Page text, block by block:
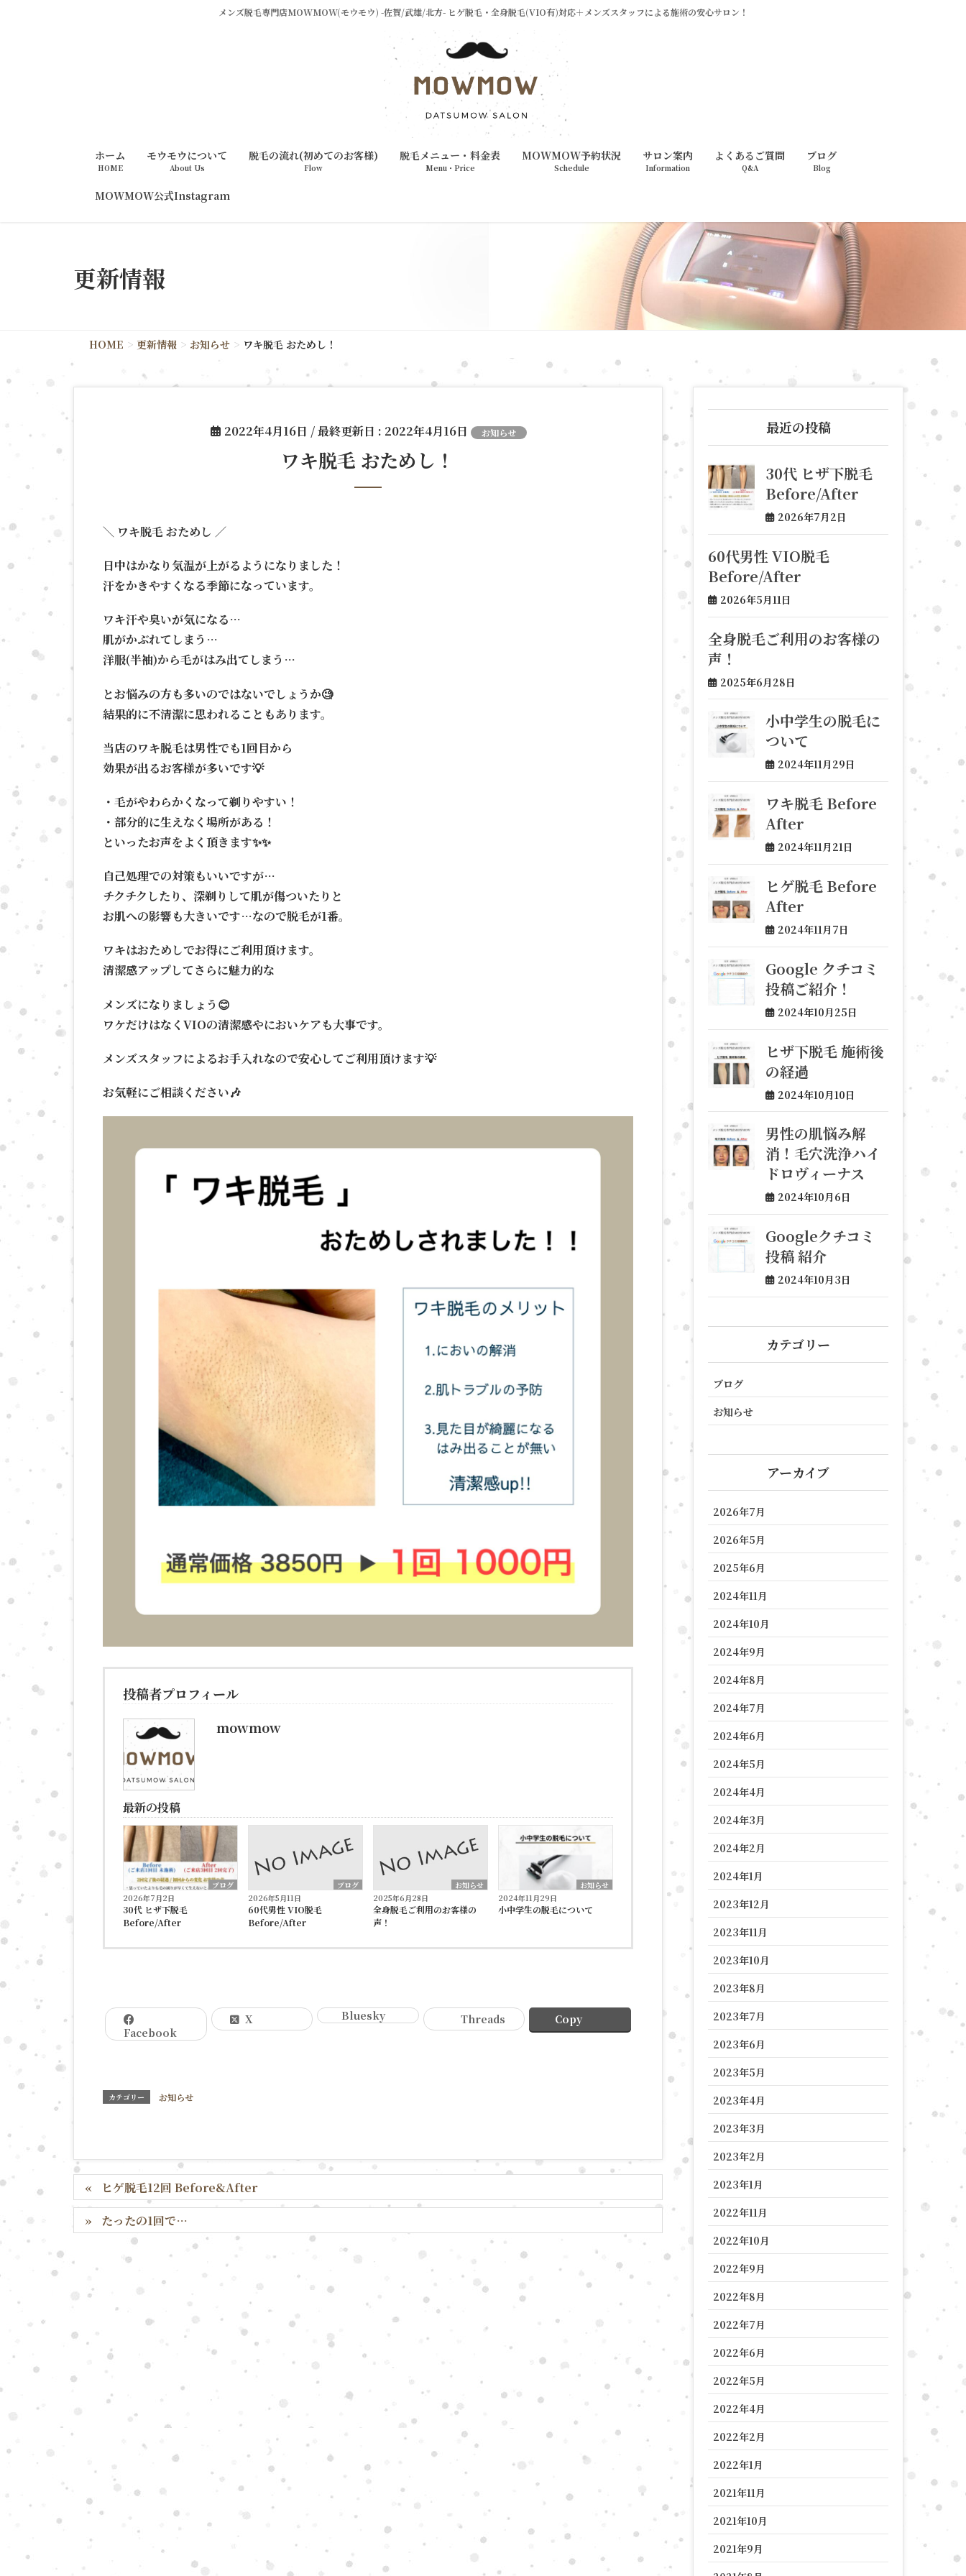
メンズ脱毛専門店MOWMOW(モウモウ) -佐賀/武雄/北方- ヒゲ脱毛・全身脱毛(VIO有)対応＋メンズスタッフによる施術の安心サロン！
ホーム
HOME
モウモウについて
About Us
脱毛の流れ(初めてのお客様)
Flow
脱毛メニュー・料金表
Menu・Price
MOWMOW予約状況
Schedule
サロン案内
Information
よくあるご質問
Q&A
ブログ
Blog
MOWMOW公式Instagram
更新情報
HOME 更新情報 お知らせ ワキ脱毛 おためし！
2022年4月16日 / 最終更新日 : 2022年4月16日 お知らせ
ワキ脱毛 おためし！
＼ ワキ脱毛 おためし ／
日中はかなり気温が上がるようになりました！
汗をかきやすくなる季節になっています。
ワキ汗や臭いが気になる…
肌がかぶれてしまう…
洋服(半袖)から毛がはみ出てしまう…
とお悩みの方も多いのではないでしょうか🧐
結果的に不清潔に思われることもあります。
当店のワキ脱毛は男性でも1回目から
効果が出るお客様が多いです💡
・毛がやわらかくなって剃りやすい！
・部分的に生えなく場所がある！
といったお声をよく頂きます✨✨
自己処理での対策もいいですが…
チクチクしたり、深剃りして肌が傷ついたりと
お肌への影響も大きいです…なので脱毛が1番。
ワキはおためしでお得にご利用頂けます。
清潔感アップしてさらに魅力的な
メンズになりましょう😊
ワケだけはなくVIOの清潔感やにおいケアも大事です。
メンズスタッフによるお手入れなので安心してご利用頂けます💡
お気軽にご相談ください🎶
投稿者プロフィール
mowmow
最新の投稿
ブログ
2026年7月2日
30代 ヒザ下脱毛
Before/After
ブログ
2026年5月11日
60代男性 VIO脱毛
Before/After
お知らせ
2025年6月28日
全身脱毛ご利用のお客様の
声！
お知らせ
2024年11月29日
小中学生の脱毛について
Facebook
X Bluesky Threads Copy
カテゴリー お知らせ
ヒゲ脱毛12回 Before&After
たったの1回で…
最近の投稿
30代 ヒザ下脱毛
Before/After
2026年7月2日
60代男性 VIO脱毛
Before/After
2026年5月11日
全身脱毛ご利用のお客様の
声！
2025年6月28日
小中学生の脱毛に
ついて
2024年11月29日
ワキ脱毛 Before
After
2024年11月21日
ヒゲ脱毛 Before
After
2024年11月7日
Google クチコミ
投稿ご紹介！
2024年10月25日
ヒザ下脱毛 施術後
の経過
2024年10月10日
男性の肌悩み解
消！毛穴洗浄ハイ
ドロヴィーナス
2024年10月6日
Googleクチコミ
投稿 紹介
2024年10月3日
カテゴリー
ブログ
お知らせ
アーカイブ
2026年7月
2026年5月
2025年6月
2024年11月
2024年10月
2024年9月
2024年8月
2024年7月
2024年6月
2024年5月
2024年4月
2024年3月
2024年2月
2024年1月
2023年12月
2023年11月
2023年10月
2023年8月
2023年7月
2023年6月
2023年5月
2023年4月
2023年3月
2023年2月
2023年1月
2022年11月
2022年10月
2022年9月
2022年8月
2022年7月
2022年6月
2022年5月
2022年4月
2022年2月
2022年1月
2021年11月
2021年10月
2021年9月